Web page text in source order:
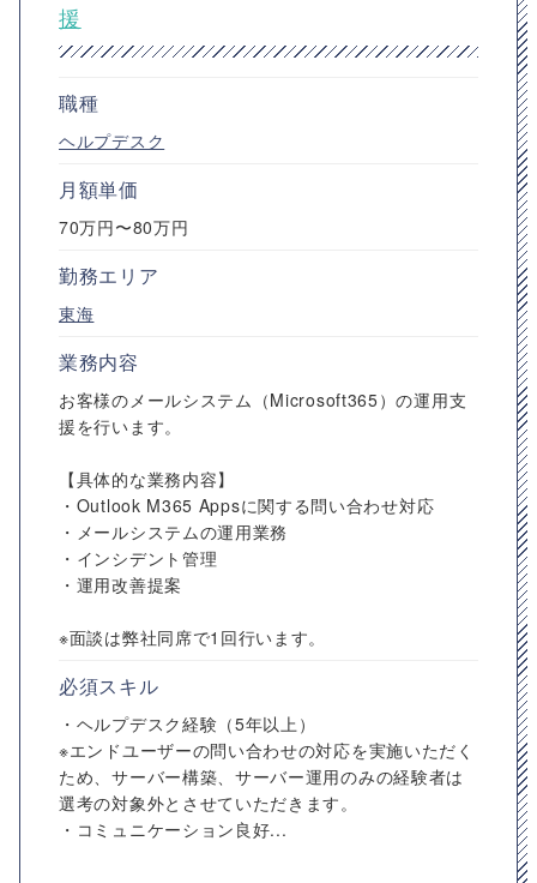
援
職種
ヘルプデスク
月額単価
70万円〜80万円
勤務エリア
東海
業務内容
お客様のメールシステム（Microsoft365）の運用支
援を行います。
【具体的な業務内容】
・Outlook M365 Appsに関する問い合わせ対応
・メールシステムの運用業務
・インシデント管理
・運用改善提案
※面談は弊社同席で1回行います。
必須スキル
・ヘルプデスク経験（5年以上）
※エンドユーザーの問い合わせの対応を実施いただく
ため、サーバー構築、サーバー運用のみの経験者は
選考の対象外とさせていただきます。
・コミュニケーション良好...